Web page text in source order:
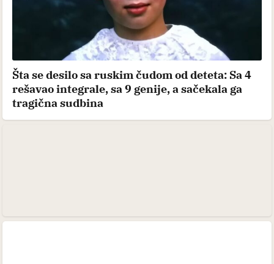
Šta se desilo sa ruskim čudom od deteta: Sa 4
rešavao integrale, sa 9 genije, a sačekala ga
tragična sudbina